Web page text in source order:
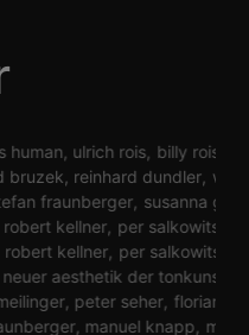
human ulrich rois billy roisz
bruzek reinhard dundler
fraunberger
susanna
robert kellner per salkowitsch
robert kellner per salkowitsch
neuer aesthetik der tonkunst
peter seher
florian
manuel knapp